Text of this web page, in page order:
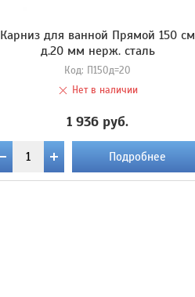
Карниз для ванной Прямой 150 см
д.20 мм нерж. сталь
Код: П150д=20
Нет в наличии
1 936 руб.
Подробнее